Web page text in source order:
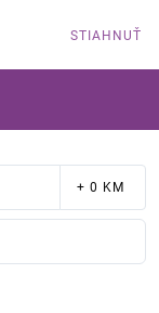
STIAHNUŤ
+ 0 KM